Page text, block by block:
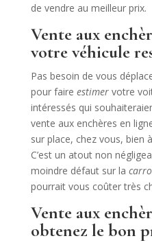
de vendre au meilleur prix.
Vente aux
votre véhicule
Pas besoin de vous
pour faire estimervotre
intéressés qui
vente aux enchères en
sur place, chez vous, bien
C’est un atout non
moindre défaut sur la
pourrait vous coûter très
Vente aux
obtenez le bon